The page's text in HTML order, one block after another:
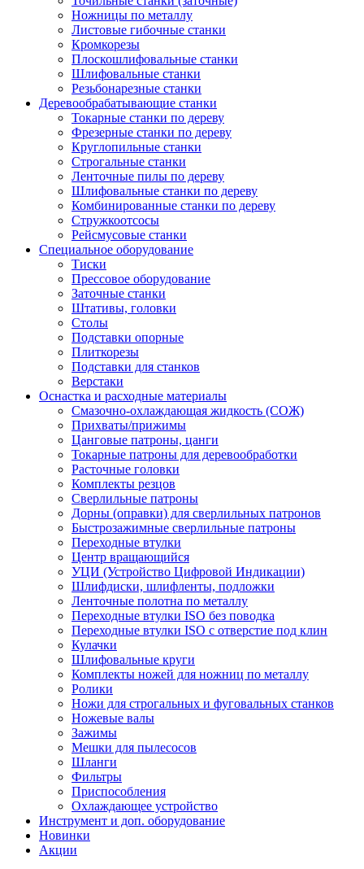
Ножницы по металлу
Листовые гибочные станки
Кромкорезы
Плоскошлифовальные станки
Шлифовальные станки
Резьбонарезные станки
Деревообрабатывающие станки
Токарные станки по дереву
Фрезерные станки по дереву
Круглопильные станки
Строгальные станки
Ленточные пилы по дереву
Шлифовальные станки по дереву
Комбинированные станки по дереву
Стружкоотсосы
Рейсмусовые станки
Специальное оборудование
Тиски
Прессовое оборудование
Заточные станки
Штативы, головки
Столы
Подставки опорные
Плиткорезы
Подставки для станков
Верстаки
Оснастка и расходные материалы
Смазочно-охлаждающая жидкость (СОЖ)
Прихваты/прижимы
Цанговые патроны, цанги
Токарные патроны для деревообработки
Расточные головки
Комплекты резцов
Сверлильные патроны
Дорны (оправки) для сверлильных патронов
Быстрозажимные сверлильные патроны
Переходные втулки
Центр вращающийся
УЦИ (Устройство Цифровой Индикации)
Шлифдиски, шлифленты, подложки
Ленточные полотна по металлу
Переходные втулки ISO без поводка
Переходные втулки ISO с отверстие под клин
Кулачки
Шлифовальные круги
Комплекты ножей для ножниц по металлу
Ролики
Ножи для строгальных и фуговальных станков
Ножевые валы
Зажимы
Мешки для пылесосов
Шланги
Фильтры
Приспособления
Охлаждающее устройство
Инструмент и доп. оборудование
Новинки
Акции